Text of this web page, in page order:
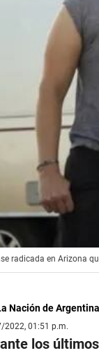
radicada en Arizona
Nación de
2022, 01:51 p.m.
los